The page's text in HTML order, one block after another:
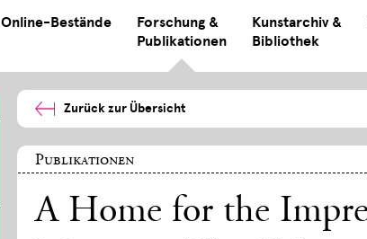
Online-Bestände
Forschung &
Publikationen
Kunstarchiv &
Bibliothek
Zurück zur Übersicht
Publikationen
A Home for the